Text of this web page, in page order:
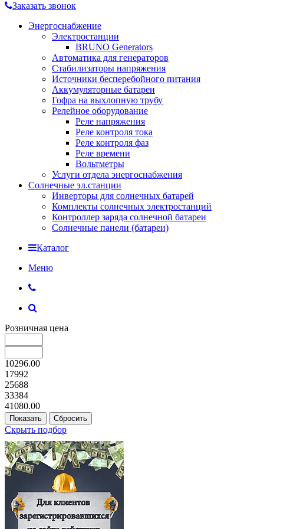
Заказать звонок
Энергоснабжение
Электростанции
BRUNO Generators
Автоматика для генераторов
Стабилизаторы напряжения
Источники бесперебойного питания
Аккумуляторные батареи
Гофра на выхлопную трубу
Релейное оборудование
Реле напряжения
Реле контроля тока
Реле контроля фаз
Реле времени
Вольтметры
Услуги отдела энергоснабжения
Солнечные эл.станции
Инверторы для солнечных батарей
Комплекты солнечных электростанций
Контроллер заряда солнечной батареи
Солнечные панели (батареи)
Каталог
Меню
Розничная цена
10296.00
17992
25688
33384
41080.00
Скрыть подбор